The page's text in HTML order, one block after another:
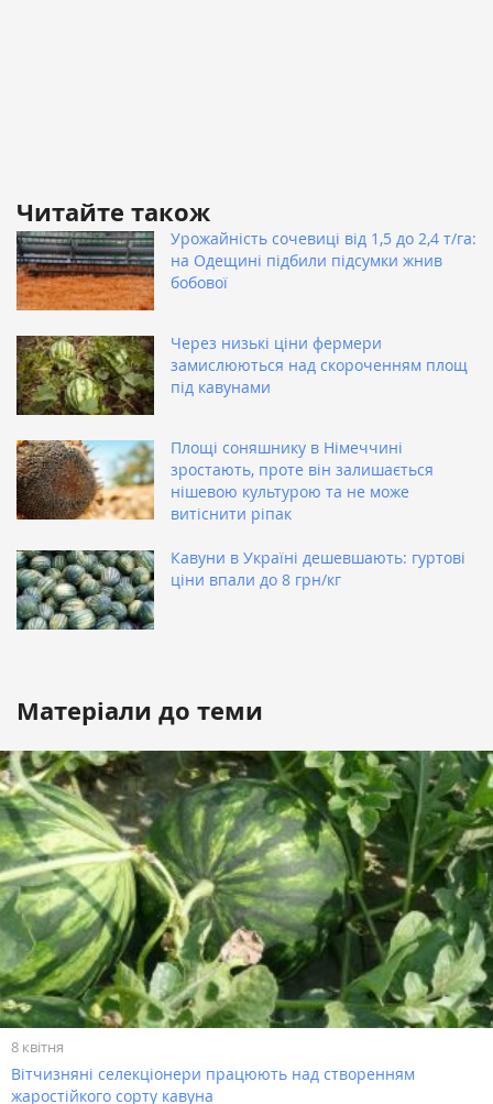
Читайте також
Урожайність сочевиці від 1,5 до 2,4 т/га:
на Одещині підбили підсумки жнив
бобової
Через низькі ціни фермери
замислюються над скороченням площ
під кавунами
Площі соняшнику в Німеччині
зростають, проте він залишається
нішевою культурою та не може
витіснити ріпак
Кавуни в Україні дешевшають: гуртові
ціни впали до 8 грн/кг
Матеріали до теми
8 квітня
Вітчизняні селекціонери працюють над створенням
жаростійкого сорту кавуна